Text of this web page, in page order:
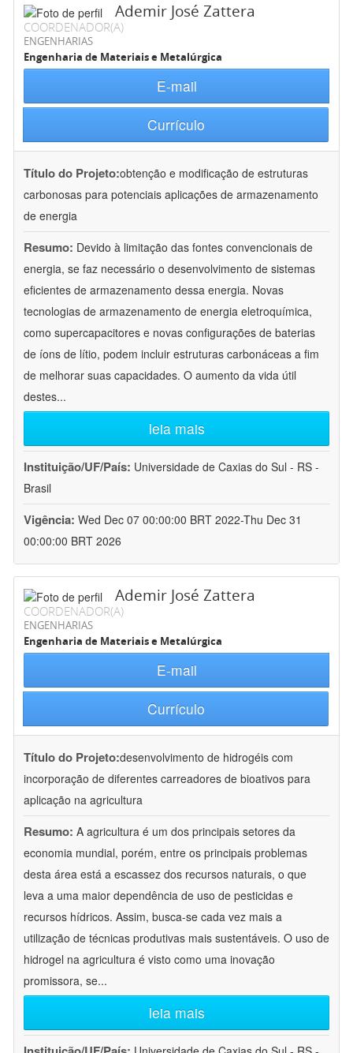
Ademir José Zattera
COORDENADOR(A)
ENGENHARIAS
Engenharia de Materiais e Metalúrgica
E-mail
Currículo
Título do Projeto:obtenção e modificação de estruturas
carbonosas para potenciais aplicações de armazenamento
de energia
Resumo: Devido à limitação das fontes convencionais de
energia, se faz necessário o desenvolvimento de sistemas
eficientes de armazenamento dessa energia. Novas
tecnologias de armazenamento de energia eletroquímica,
como supercapacitores e novas configurações de baterias
de íons de lítio, podem incluir estruturas carbonáceas a fim
de melhorar suas capacidades. O aumento da vida útil
destes...
leia mais
Instituição/UF/País: Universidade de Caxias do Sul - RS -
Brasil
Vigência: Wed Dec 07 00:00:00 BRT 2022-Thu Dec 31
00:00:00 BRT 2026
Ademir José Zattera
COORDENADOR(A)
ENGENHARIAS
Engenharia de Materiais e Metalúrgica
E-mail
Currículo
Título do Projeto:desenvolvimento de hidrogéis com
incorporação de diferentes carreadores de bioativos para
aplicação na agricultura
Resumo: A agricultura é um dos principais setores da
economia mundial, porém, entre os principais problemas
desta área está a escassez dos recursos naturais, o que
leva a uma maior dependência de uso de pesticidas e
recursos hídricos. Assim, busca-se cada vez mais a
utilização de técnicas produtivas mais sustentáveis. O uso de
hidrogel na agricultura é visto como uma inovação
promissora, se...
leia mais